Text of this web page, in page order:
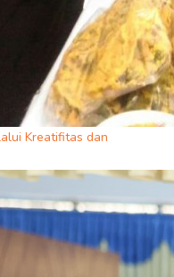
Kreatifitas dan